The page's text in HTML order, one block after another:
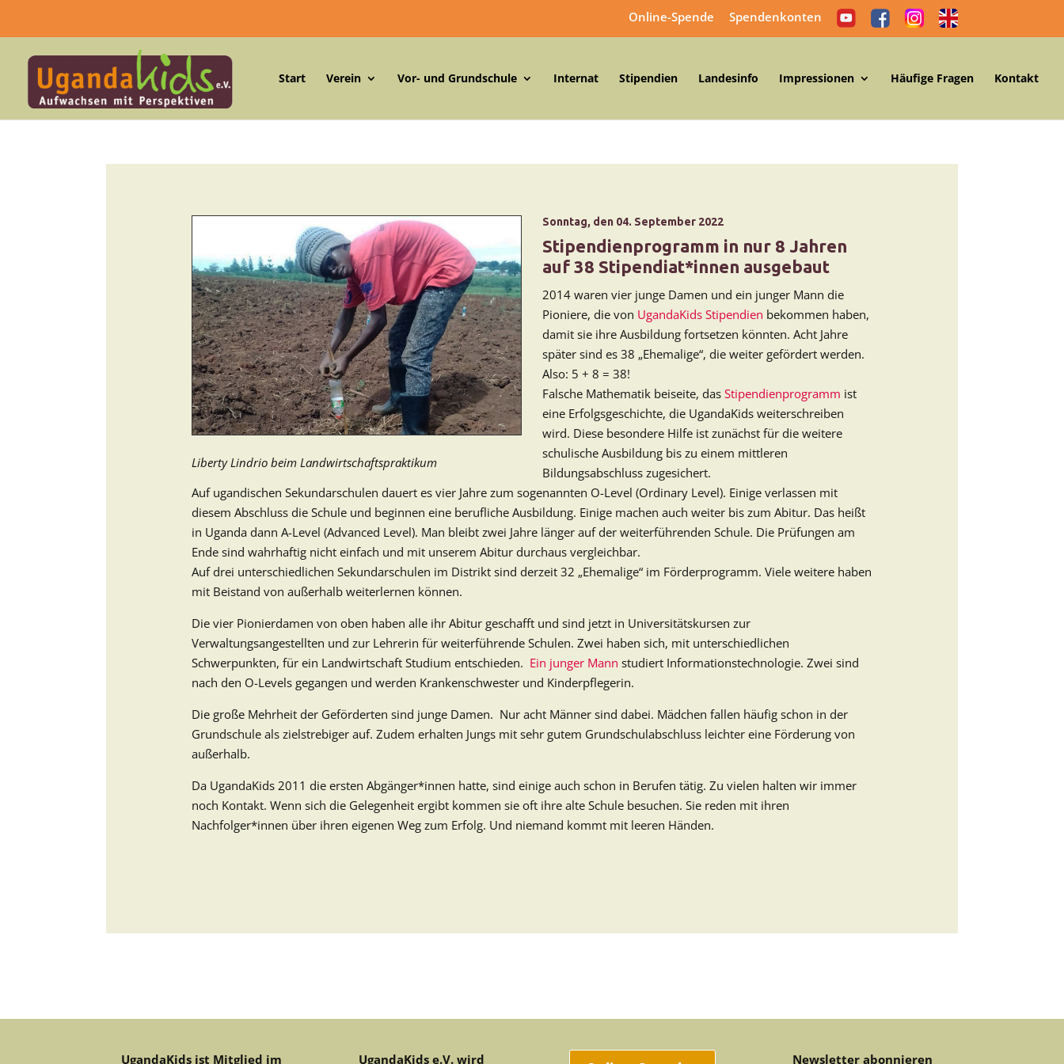
Online-Spende Spendenkonten
Start Verein Vor- und Grundschule Internat Stipendien Landesinfo Impressionen Häufige Fragen Kontakt
Liberty Lindrio beim Landwirtschaftspraktikum
Sonntag, den 04. September 2022
Stipendienprogramm in nur 8 Jahren
auf 38 Stipendiat*innen ausgebaut
2014 waren vier junge Damen und ein junger Mann die
Pioniere, die von UgandaKids Stipendien bekommen haben,
damit sie ihre Ausbildung fortsetzen könnten. Acht Jahre
später sind es 38 „Ehemalige“, die weiter gefördert werden.
Also: 5 + 8 = 38!
Falsche Mathematik beiseite, das Stipendienprogramm ist
eine Erfolgsgeschichte, die UgandaKids weiterschreiben
wird. Diese besondere Hilfe ist zunächst für die weitere
schulische Ausbildung bis zu einem mittleren
Bildungsabschluss zugesichert.
Auf ugandischen Sekundarschulen dauert es vier Jahre zum sogenannten O-Level (Ordinary Level). Einige verlassen mit
diesem Abschluss die Schule und beginnen eine berufliche Ausbildung. Einige machen auch weiter bis zum Abitur. Das heißt
in Uganda dann A-Level (Advanced Level). Man bleibt zwei Jahre länger auf der weiterführenden Schule. Die Prüfungen am
Ende sind wahrhaftig nicht einfach und mit unserem Abitur durchaus vergleichbar.
Auf drei unterschiedlichen Sekundarschulen im Distrikt sind derzeit 32 „Ehemalige“ im Förderprogramm. Viele weitere haben
mit Beistand von außerhalb weiterlernen können.
Die vier Pionierdamen von oben haben alle ihr Abitur geschafft und sind jetzt in Universitätskursen zur
Verwaltungsangestellten und zur Lehrerin für weiterführende Schulen. Zwei haben sich, mit unterschiedlichen
Schwerpunkten, für ein Landwirtschaft Studium entschieden. Ein junger Mann studiert Informationstechnologie. Zwei sind
nach den O-Levels gegangen und werden Krankenschwester und Kinderpflegerin.
Die große Mehrheit der Geförderten sind junge Damen. Nur acht Männer sind dabei. Mädchen fallen häufig schon in der
Grundschule als zielstrebiger auf. Zudem erhalten Jungs mit sehr gutem Grundschulabschluss leichter eine Förderung von
außerhalb.
Da UgandaKids 2011 die ersten Abgänger*innen hatte, sind einige auch schon in Berufen tätig. Zu vielen halten wir immer
noch Kontakt. Wenn sich die Gelegenheit ergibt kommen sie oft ihre alte Schule besuchen. Sie reden mit ihren
Nachfolger*innen über ihren eigenen Weg zum Erfolg. Und niemand kommt mit leeren Händen.
UgandaKids ist Mitglied im UgandaKids e.V. wird Newsletter abonnieren